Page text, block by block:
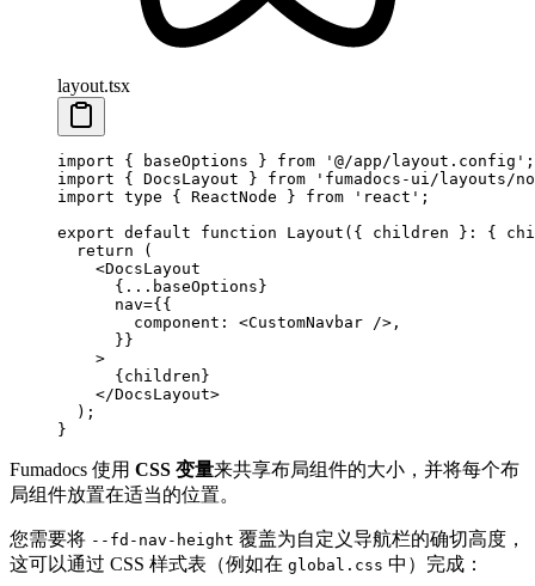
layout.tsx
import { baseOptions } from '@/app/layout.config' ;
import { DocsLayout } from 'fumadocs-ui/layouts/
import type { ReactNode } from 'react' ;
export default function Layout ({ children } : {
  return
(
    <
DocsLayout
      {
... baseOptions}
      nav
={{
        component: <
CustomNavbar />,
      }}
    >
      {children}
    </
DocsLayout>
  );
}
Fumadocs 使用 CSS 变量来共享布局组件的大小，并将每个布
局组件放置在适当的位置。
您需要将 --fd-nav-height 覆盖为自定义导航栏的确切高度，
这可以通过 CSS 样式表（例如在 global.css 中）完成：